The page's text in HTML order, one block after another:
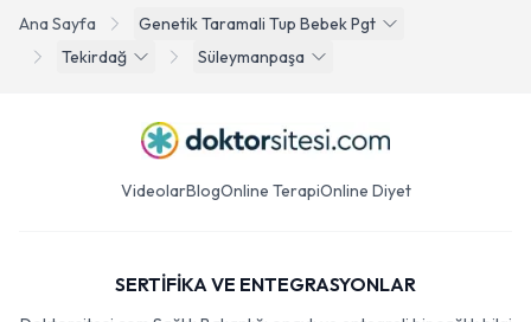
Ana Sayfa
Genetik Taramali Tup Bebek Pgt
Tekirdağ
Süleymanpaşa
VideolarBlogOnline TerapiOnline Diyet
SERTİFİKA VE ENTEGRASYONLAR